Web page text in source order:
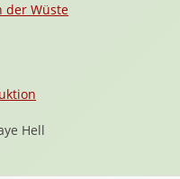
der Wüste
Hell